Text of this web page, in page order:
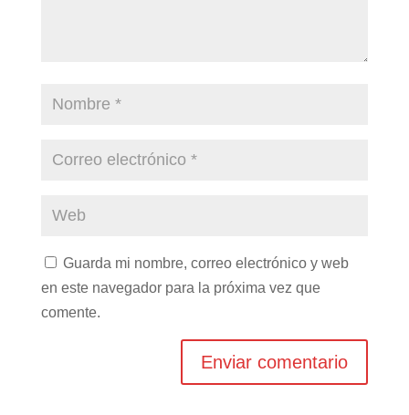
Guarda mi nombre, correo electrónico y web
en este navegador para la próxima vez que
comente.